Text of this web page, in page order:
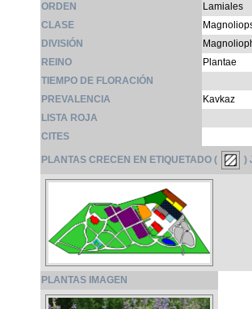
ORDEN
Lamiales
CLASE
DIVISIÓN
REINO
Plantae
TIEMPO DE FLORACIÓN
PREVALENCIA
Kavkaz
LISTA ROJA
CITES
PLANTAS CRECEN EN ETIQUETADO ( )
PLANTAS IMAGEN